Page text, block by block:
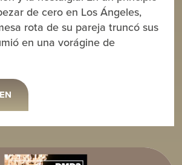
de cero en Los Ángeles,
rota de su pareja truncó sus
en una vorágine de